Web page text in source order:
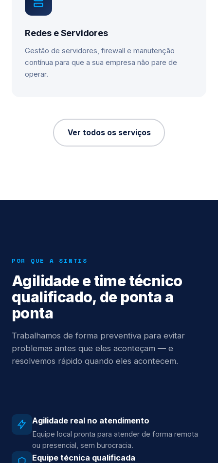
Redes e Servidores
Gestão de servidores, firewall e manutenção
contínua para que a sua empresa não pare de
operar.
Ver todos os serviços
POR QUE A SINTIS
Agilidade e time técnico
qualificado, de ponta a
ponta
Trabalhamos de forma preventiva para evitar
problemas antes que eles aconteçam — e
resolvemos rápido quando eles acontecem.
Agilidade real no atendimento
Equipe local pronta para atender de forma remota
ou presencial, sem burocracia.
Equipe técnica qualificada